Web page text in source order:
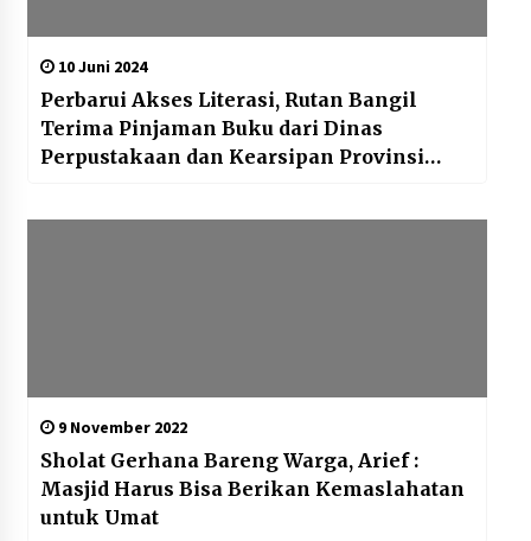
10 Juni 2024
Perbarui Akses Literasi, Rutan Bangil
Terima Pinjaman Buku dari Dinas
Perpustakaan dan Kearsipan Provinsi
9 November 2022
Sholat Gerhana Bareng Warga, Arief :
Masjid Harus Bisa Berikan Kemaslahatan
untuk Umat